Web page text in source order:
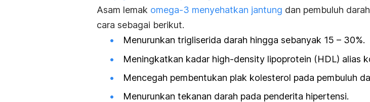
Asam lemak omega-3 menyehatkan jantung dan pembuluh
cara sebagai berikut.
Menurunkan trigliserida darah hingga sebanyak 15 – 30%.
Meningkatkan kadar high-density lipoprotein (HDL) alias
Mencegah pembentukan plak kolesterol pada pembuluh
Menurunkan tekanan darah pada penderita hipertensi.